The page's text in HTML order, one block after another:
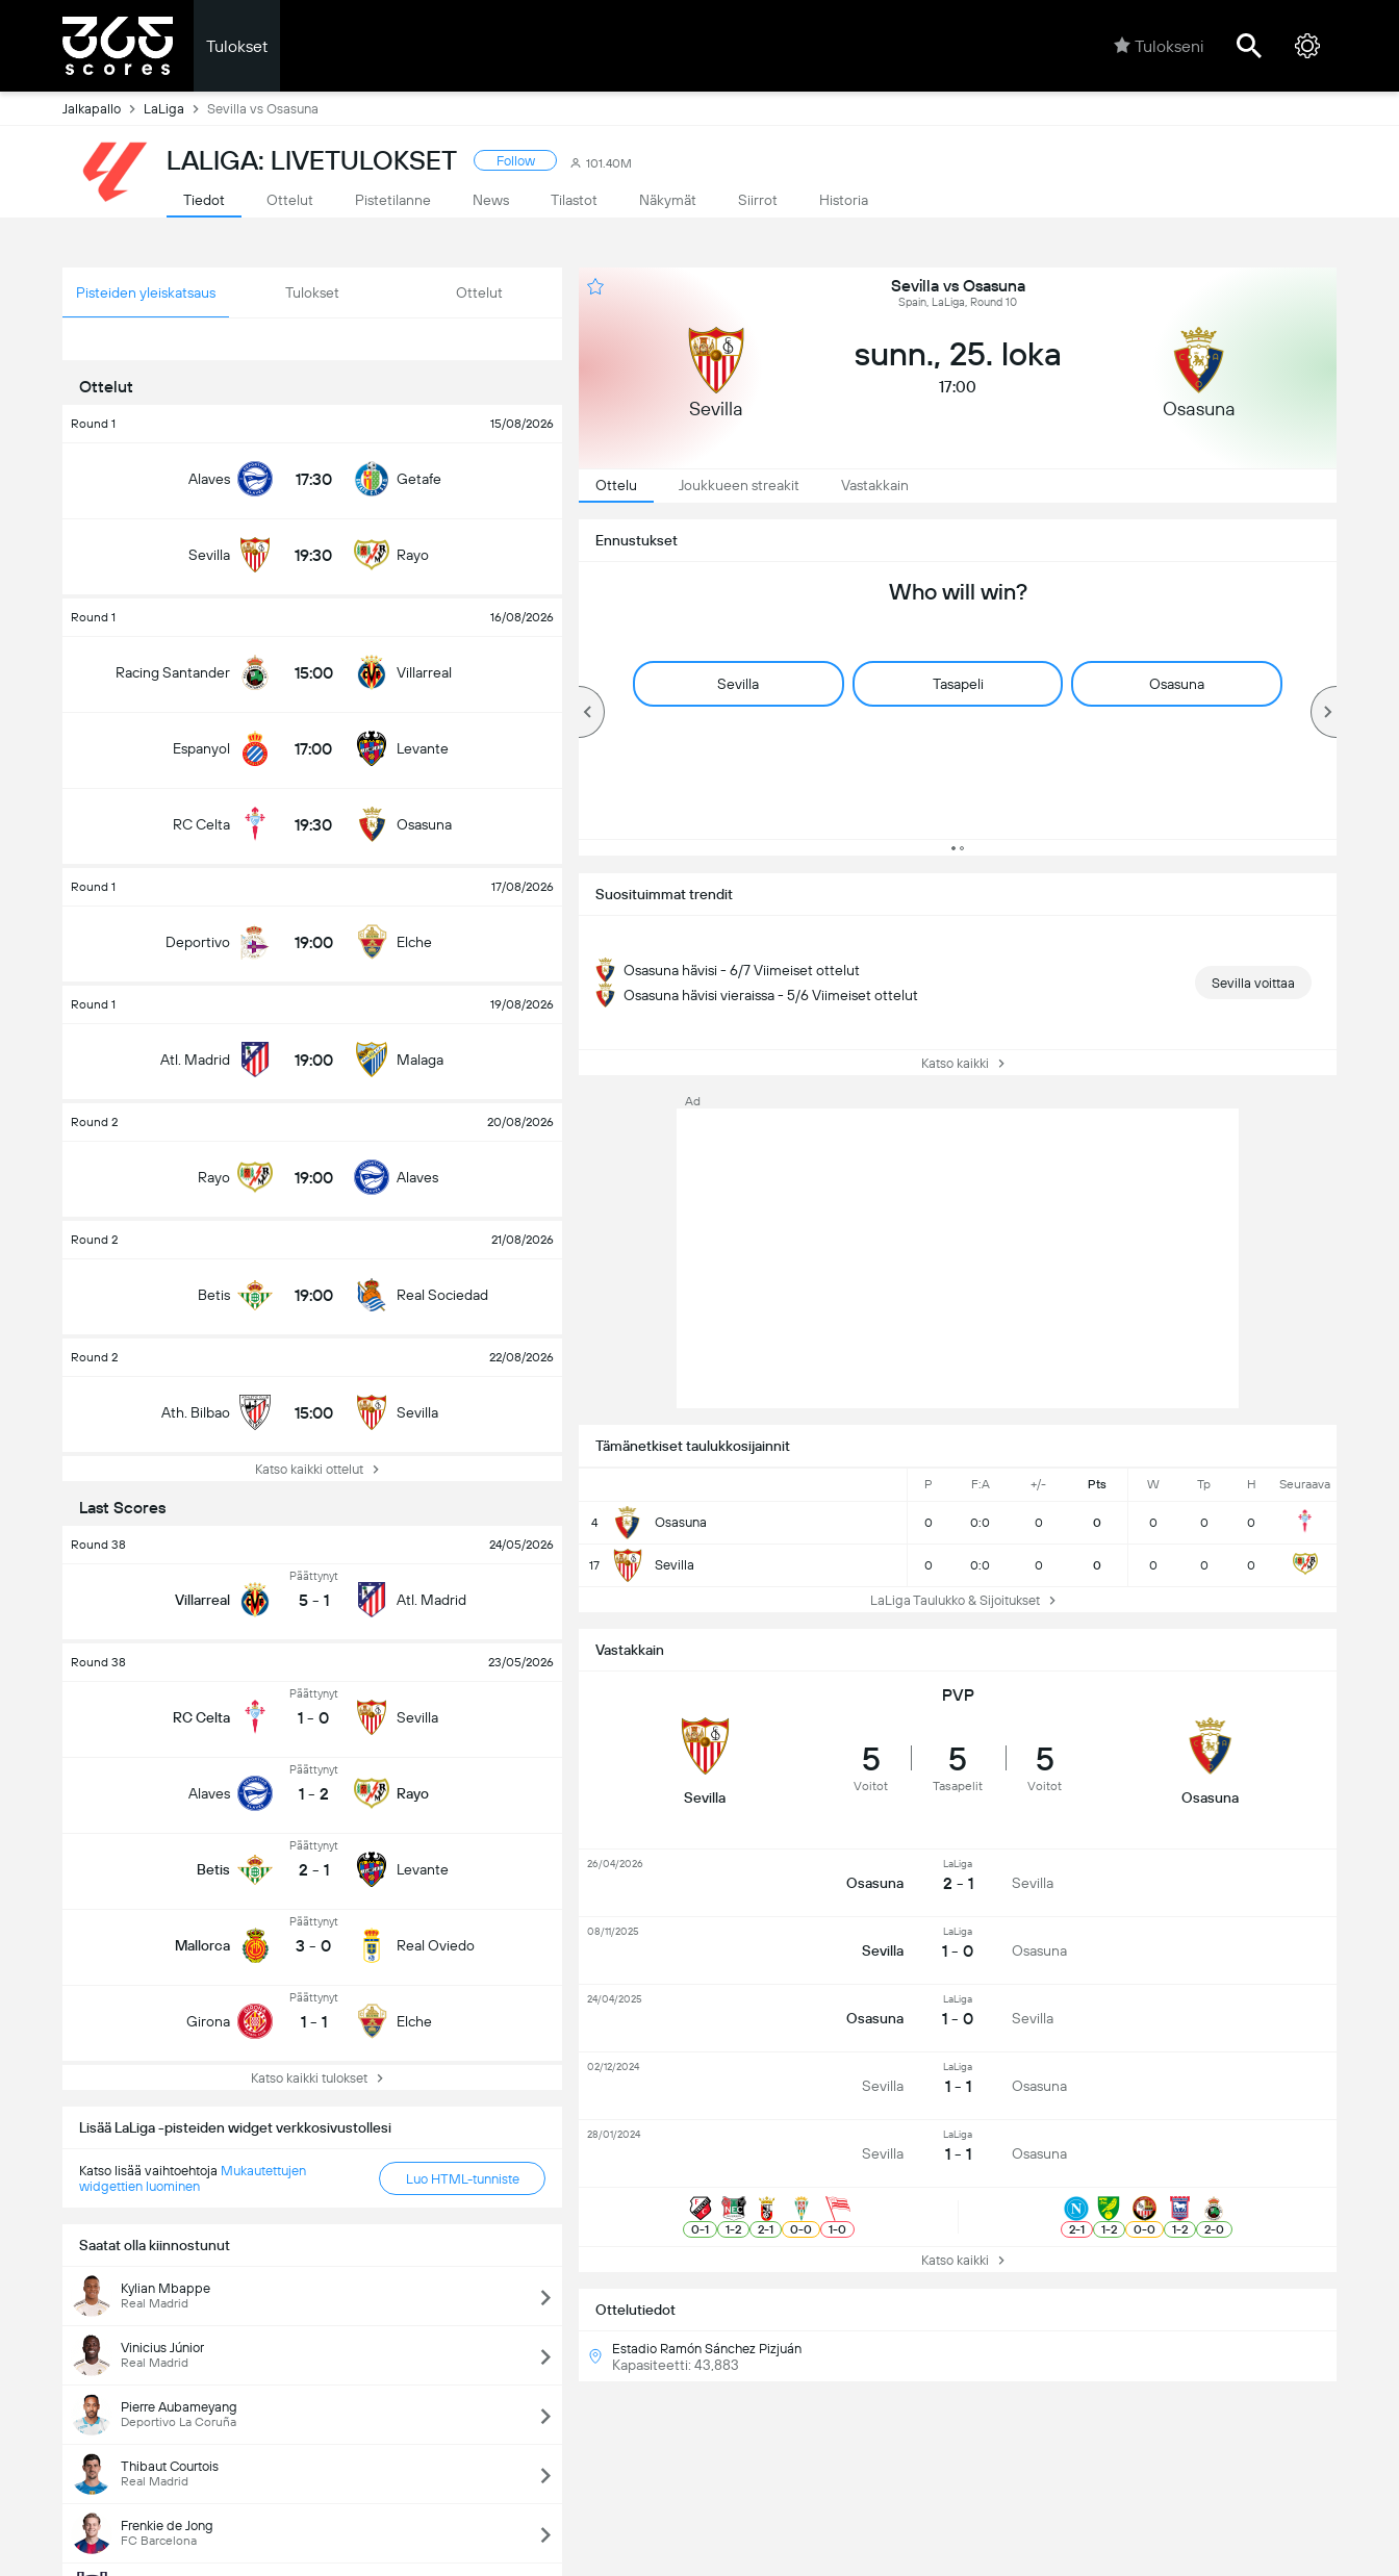
Tulokset Tulokseni
Jalkapallo LaLiga Sevilla vs Osasuna
LALIGA: LIVETULOKSET Follow 101.40M
Tiedot Ottelut Pistetilanne News Tilastot Näkymät Siirrot Historia
Pisteiden yleiskatsaus Tulokset Ottelut
Ottelut
Round 1 15/08/2026
Alaves 17:30 Getafe
Sevilla 19:30 Rayo
Round 1 16/08/2026
Racing Santander 15:00 Villarreal
Espanyol 17:00 Levante
RC Celta 19:30 Osasuna
Round 1 17/08/2026
Deportivo 19:00 Elche
Round 1 19/08/2026
Atl. Madrid 19:00 Malaga
Round 2 20/08/2026
Rayo 19:00 Alaves
Round 2 21/08/2026
Betis 19:00 Real Sociedad
Round 2 22/08/2026
Ath. Bilbao 15:00 Sevilla
Katso kaikki ottelut
Last Scores
Round 38 24/05/2026
Villarreal
Päättynyt
5 - 1 Atl. Madrid
Round 38 23/05/2026
RC Celta
Päättynyt
1 - 0 Sevilla
Alaves
Päättynyt
1 - 2 Rayo
Betis
Päättynyt
2 - 1 Levante
Mallorca
Päättynyt
3 - 0 Real Oviedo
Girona
Päättynyt
1 - 1 Elche
Katso kaikki tulokset
Lisää LaLiga -pisteiden widget verkkosivustollesi
Katso lisää vaihtoehtoja Mukautettujen
widgettien luominen
Luo HTML-tunniste
Saatat olla kiinnostunut
Kylian Mbappe
Real Madrid
Vinicius Júnior
Real Madrid
Pierre Aubameyang
Deportivo La Coruña
Thibaut Courtois
Real Madrid
Frenkie de Jong
FC Barcelona
Sevilla vs Osasuna
Spain, LaLiga, Round 10
Sevilla
sunn., 25. loka
17:00
Osasuna
Ottelu Joukkueen streakit Vastakkain
Ennustukset
Who will win?
Sevilla Tasapeli Osasuna
Yli
Suosituimmat trendit
Osasuna hävisi - 6/7 Viimeiset ottelut
Osasuna hävisi vieraissa - 5/6 Viimeiset ottelut
Sevilla voittaa
Katso kaikki
Tämänetkiset taulukkosijainnit
P F:A +/- Pts W Tp H Seuraava
4 Osasuna 0 0:0 0 0 0 0 0
17 Sevilla 0 0:0 0 0 0 0 0
LaLiga Taulukko & Sijoitukset
Ottelutiedot
Estadio Ramón Sánchez Pizjuán
Kapasiteetti: 43,883
Vastakkain
PVP
Sevilla
5
Voitot
5
Tasapelit
5
Voitot
Osasuna
Osasuna
LaLiga
2 - 1 Sevilla
26/04/2026
Sevilla
LaLiga
1 - 0 Osasuna
08/11/2025
Osasuna
LaLiga
1 - 0 Sevilla
24/04/2025
Sevilla
LaLiga
1 - 1 Osasuna
02/12/2024
Sevilla
LaLiga
1 - 1 Osasuna
28/01/2024
0-1 1-2 2-1 0-0 1-0 2-1 1-2 0-0 1-2 2-0
Katso kaikki
Ad